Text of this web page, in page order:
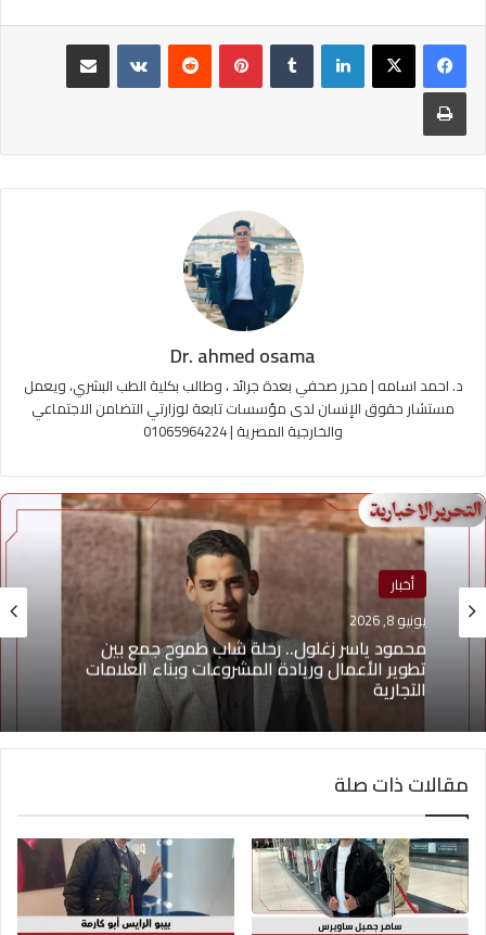
لينكدإن بينتيريست
طباعة
Dr. ahmed osama
د. احمد اسامه | محرر صحفي بعدة جرائد ، وطالب بكلية الطب البشري، ويعمل
مستشار حقوق الإنسان لدى مؤسسات تابعة لوزارتي التضامن الاجتماعي
والخارجية المصرية | 01065964224
أخبار
يونيو 8, 2026
محمود ياسر زغلول.. رحلة شاب طموح جمع بين
تطوير الأعمال وريادة المشروعات وبناء العلامات
منوعات
يونيو 4, 2026
يوسف أيمن درويش.. عقلية بيعية شابة تقود التغيير
وتؤهل الشباب لسوق العمل2026
مقالات ذات صلة